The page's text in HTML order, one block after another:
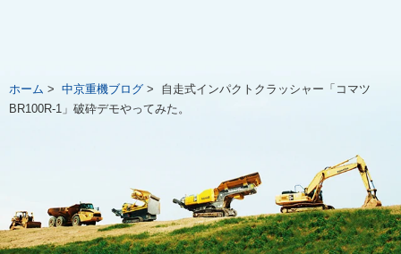
ホーム > 中京重機ブログ >
自走式インパクトクラッシャー「コマツ
BR100R-1」破砕デモやってみた。